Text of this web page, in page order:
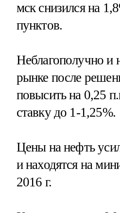
мск снизился на
пунктов.
Неблагополучно и
рынке после
повысить на 0,25
ставку до 1-1,25%.
Цены на нефть
и находятся на
2016 г.